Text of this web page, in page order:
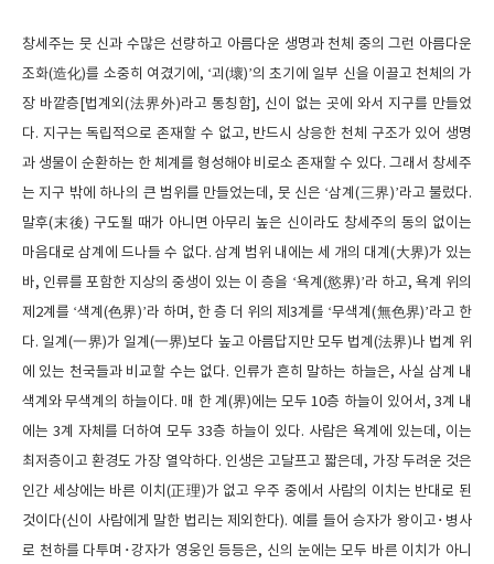
창세주는 뭇 신과 수많은 선량하고 아름다운 생명과 천체 중의 그런 아름다운
조화(造化)를 소중히 여겼기에, ‘괴(壞)’의 초기에 일부 신을 이끌고 천체의 가
장 바깥층[법계외(法界外)라고 통칭함], 신이 없는 곳에 와서 지구를 만들었
다. 지구는 독립적으로 존재할 수 없고, 반드시 상응한 천체 구조가 있어 생명
과 생물이 순환하는 한 체계를 형성해야 비로소 존재할 수 있다. 그래서 창세주
는 지구 밖에 하나의 큰 범위를 만들었는데, 뭇 신은 ‘삼계(三界)’라고 불렀다.
말후(末後) 구도될 때가 아니면 아무리 높은 신이라도 창세주의 동의 없이는
마음대로 삼계에 드나들 수 없다. 삼계 범위 내에는 세 개의 대계(大界)가 있는
바, 인류를 포함한 지상의 중생이 있는 이 층을 ‘욕계(慾界)’라 하고, 욕계 위의
제2계를 ‘색계(色界)’라 하며, 한 층 더 위의 제3계를 ‘무색계(無色界)’라고 한
다. 일계(一界)가 일계(一界)보다 높고 아름답지만 모두 법계(法界)나 법계 위
에 있는 천국들과 비교할 수는 없다. 인류가 흔히 말하는 하늘은, 사실 삼계 내
색계와 무색계의 하늘이다. 매 한 계(界)에는 모두 10층 하늘이 있어서, 3계 내
에는 3계 자체를 더하여 모두 33층 하늘이 있다. 사람은 욕계에 있는데, 이는
최저층이고 환경도 가장 열악하다. 인생은 고달프고 짧은데, 가장 두려운 것은
인간 세상에는 바른 이치(正理)가 없고 우주 중에서 사람의 이치는 반대로 된
것이다(신이 사람에게 말한 법리는 제외한다). 예를 들어 승자가 왕이고･병사
로 천하를 다투며･강자가 영웅인 등등은, 신의 눈에는 모두 바른 이치가 아니